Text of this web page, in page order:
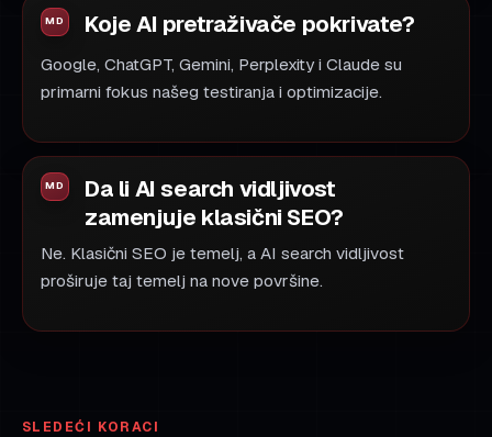
Koje AI pretraživače pokrivate?
Google, ChatGPT, Gemini, Perplexity i Claude su
primarni fokus našeg testiranja i optimizacije.
Da li AI search vidljivost
zamenjuje klasični SEO?
Ne. Klasični SEO je temelj, a AI search vidljivost
proširuje taj temelj na nove površine.
SLEDEĆI KORACI